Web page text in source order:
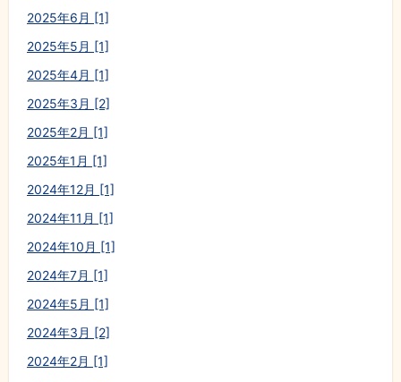
2025年6月 [1]
2025年5月 [1]
2025年4月 [1]
2025年3月 [2]
2025年2月 [1]
2025年1月 [1]
2024年12月 [1]
2024年11月 [1]
2024年10月 [1]
2024年7月 [1]
2024年5月 [1]
2024年3月 [2]
2024年2月 [1]